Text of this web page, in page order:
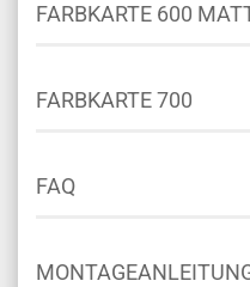
FARBKARTE 600
FARBKARTE 700
FAQ